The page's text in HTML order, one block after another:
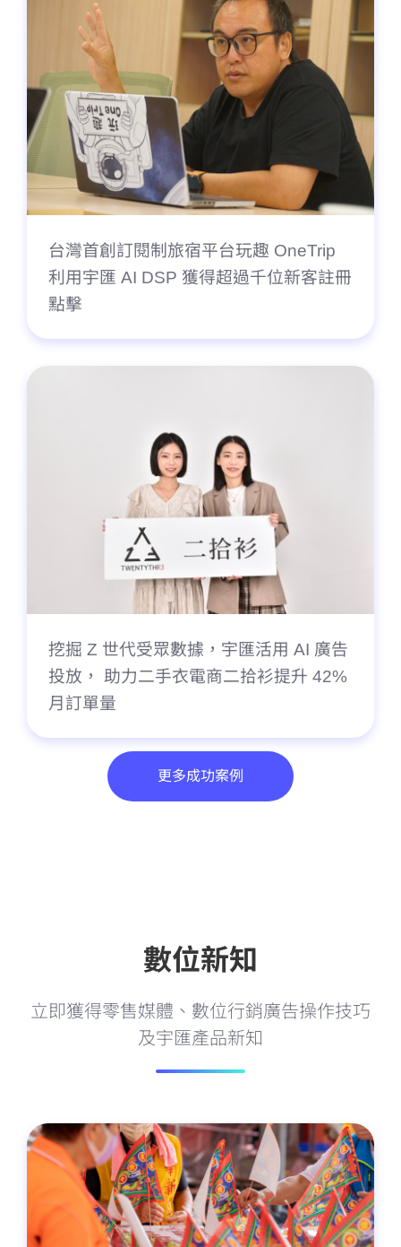
台灣首創訂閱制旅宿平台玩趣 OneTrip
利用宇匯 AI DSP 獲得超過千位新客註冊
點擊
挖掘 Z 世代受眾數據，宇匯活用 AI 廣告
投放， 助力二手衣電商二拾衫提升 42%
月訂單量
更多成功案例
數位新知
立即獲得零售媒體、數位行銷廣告操作技巧
及宇匯產品新知